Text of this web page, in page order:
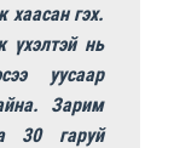
хаасан гэх.
үхэлтэй нь
уусаар
Зарим
30 гаруй